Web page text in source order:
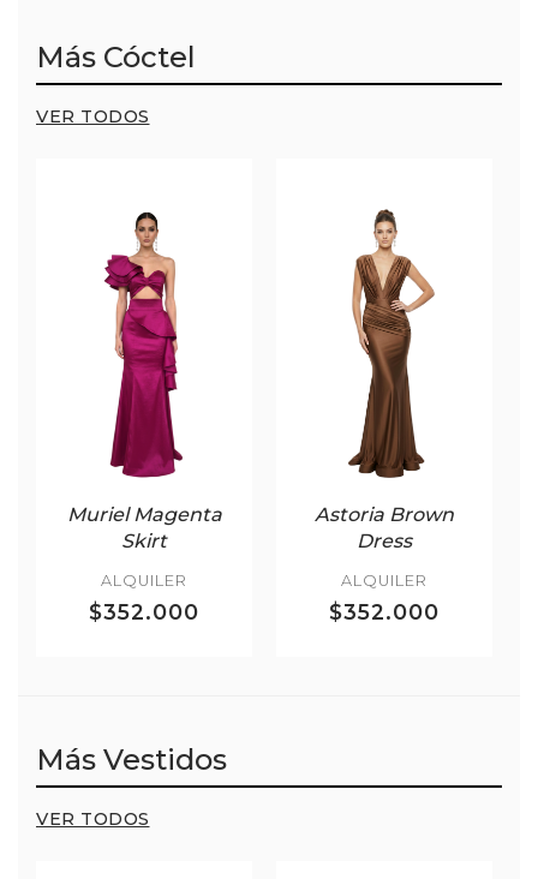
Más Cóctel
VER TODOS
Muriel Magenta
Skirt
ALQUILER
$352.000
Astoria Brown
Dress
ALQUILER
$352.000
Más Vestidos
VER TODOS